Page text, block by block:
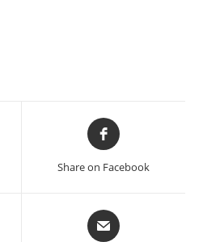
Opens
in
Share on Facebook
Opens
in